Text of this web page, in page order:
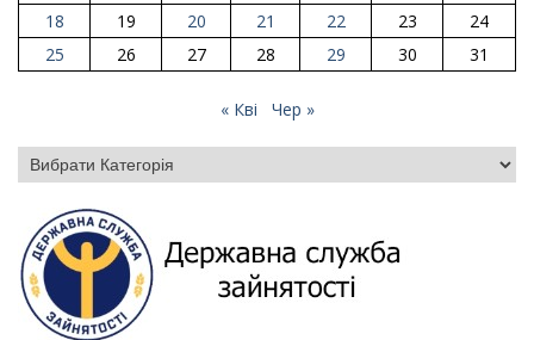
18
19 20 21 22 23
24
25
26 27 28 29 30 31
« Кві Чер »
Категорії